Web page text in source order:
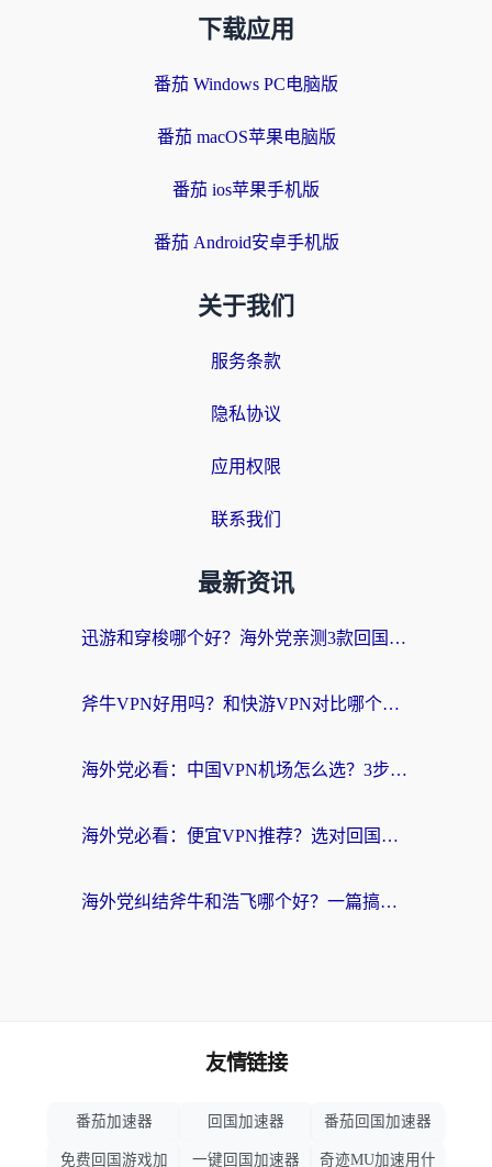
下载应用
番茄 Windows PC电脑版
番茄 macOS苹果电脑版
番茄 ios苹果手机版
番茄 Android安卓手机版
关于我们
服务条款
隐私协议
应用权限
联系我们
最新资讯
迅游和穿梭哪个好？海外党亲测3款回国加速器+手游加速对比，附避坑指南
斧牛VPN好用吗？和快游VPN对比哪个回国效果更好？马来西亚留学生亲测分享
海外党必看：中国VPN机场怎么选？3步教你无缝访问国内资源（附避坑指南）
海外党必看：便宜VPN推荐？选对回国加速器才能无缝刷国内剧玩国服
海外党纠结斧牛和浩飞哪个好？一篇搞定回国加速器选择+无缝访问国内资源指南
友情链接
番茄加速器 回国加速器 番茄回国加速器
免费回国游戏加 一键回国加速器 奇迹MU加速用什